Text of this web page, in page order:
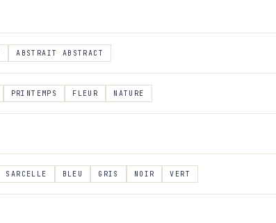
ABSTRAIT ABSTRACT
PRINTEMPS FLEUR NATURE
SARCELLE BLEU GRIS NOIR VERT